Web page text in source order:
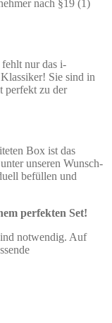
nach §19 (1)
nur das i-
Sie sind in
perfekt zu der
Box ist das
unseren Wunsch-
befüllen und
perfekten Set!
notwendig. Auf